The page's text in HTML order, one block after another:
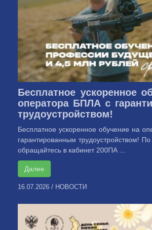
Бесплатное ускоренное
оператора БПЛА с
трудоустройством!
Бесплатное ускоренное обучение на
гарантированным трудоустройством!
обращайтесь в кабинет 200ПА ...
Далее
16.07.2026 / НОВОСТИ